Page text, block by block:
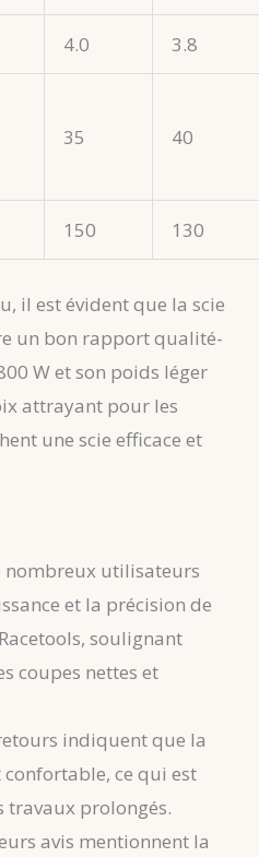
4.0 3.8
35 40
150 130
il est évident que la scie
un bon rapport qualité-
W et son poids léger
attrayant pour les
une scie efficace et
nombreux utilisateurs
et la précision de
soulignant
coupes nettes et
indiquent que la
ce qui est
travaux prolongés.
avis mentionnent la